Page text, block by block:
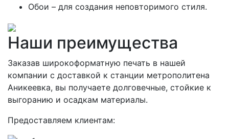
Обои – для создания неповторимого стиля.
Наши преимущества
Заказав широкоформатную печать в нашей
компании с доставкой к станции метрополитена
Аникеевка, вы получаете долговечные, стойкие к
выгоранию и осадкам материалы.
Предоставляем клиентам: